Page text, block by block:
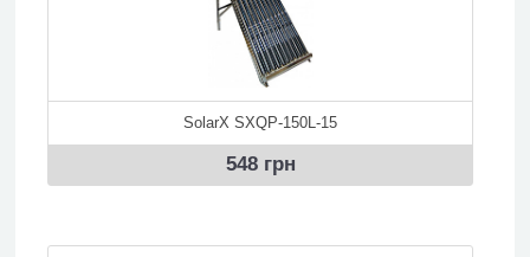
SolarX SXQP-150L-15
548 грн